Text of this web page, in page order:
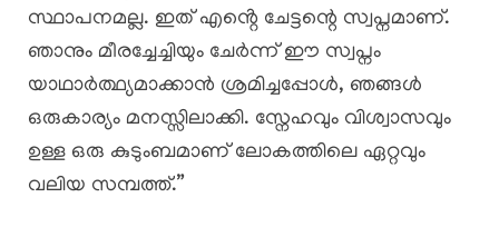
സ്ഥാപനമല്ല. ഇത് എൻ്റെ ചേട്ടന്റെ സ്വപ്നമാണ്.
ഞാനും മീരച്ചേച്ചിയും ചേർന്ന് ഈ സ്വപ്നം
യാഥാർത്ഥ്യമാക്കാൻ ശ്രമിച്ചപ്പോൾ, ഞങ്ങൾ
ഒരുകാര്യം മനസ്സിലാക്കി. സ്നേഹവും വിശ്വാസവും
ഉള്ള ഒരു കുടുംബമാണ് ലോകത്തിലെ ഏറ്റവും
വലിയ സമ്പത്ത്.”